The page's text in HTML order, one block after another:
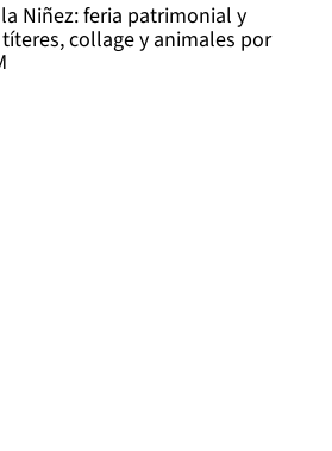
Niñez: feria patrimonial y
collage y animales por